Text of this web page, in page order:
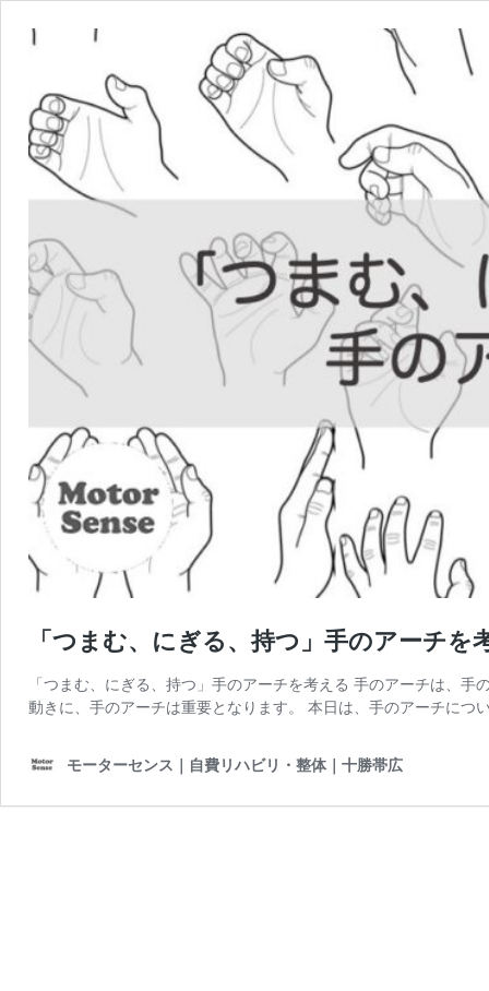
「つまむ、にぎる、持つ」手のアーチ
「つまむ、にぎる、持つ」手のアーチを考える 手のアーチは、
動きに、手のアーチは重要となります。 本日は、手のアーチに
モーターセンス｜自費リハビリ・整体｜十勝帯広